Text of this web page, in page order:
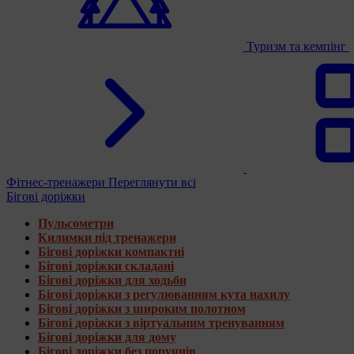
Туризм та кемпінг
Фітнес-тренажери Переглянути всі
Бігові доріжки
Пульсометри
Килимки під тренажери
Бігові доріжки компактні
Бігові доріжки складані
Бігові доріжки для ходьби
Бігові доріжки з регулюванням кута нахилу
Бігові доріжки з широким полотном
Бігові доріжки з віртуальним тренуванням
Бігові доріжки для дому
Бігові доріжки без поручнів